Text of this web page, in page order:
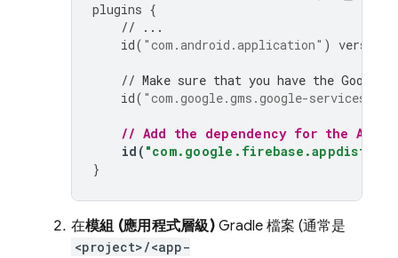
plugins {
// ...
id( "com.android.application" ) version
// Make sure that you have the Google
id( "com.google.gms.google-services"
// Add the dependency for the App
id (
}
在模組 (應用程式層級)Gradle 檔案 (通常是
<project>/<app-